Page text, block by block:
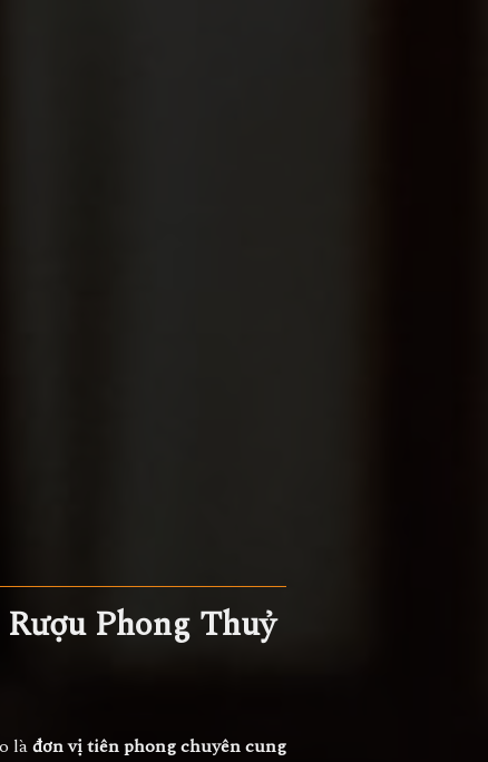
Phong Thuỷ
làđơn vị tiên phong chuyên cung